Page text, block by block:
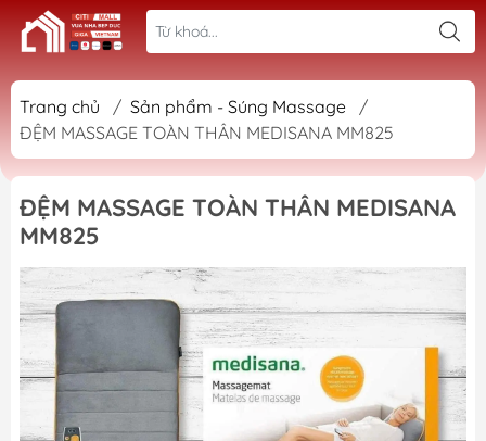
Trang chủ / Sản phẩm - Súng Massage
/
ĐỆM MASSAGE TOÀN THÂN MEDISANA MM825
ĐỆM MASSAGE TOÀN THÂN MEDISANA
MM825